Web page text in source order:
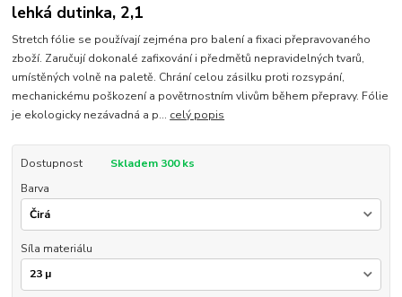
lehká dutinka, 2,1
Stretch fólie se používají zejména pro balení a fixaci přepravovaného
zboží. Zaručují dokonalé zafixování i předmětů nepravidelných tvarů,
umístěných volně na paletě. Chrání celou zásilku proti rozsypání,
mechanickému poškození a povětrnostním vlivům během přepravy. Fólie
je ekologicky nezávadná a p... celý popis
Dostupnost
Skladem 300 ks
Barva
Síla materiálu